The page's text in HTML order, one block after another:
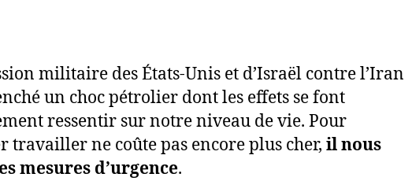
militaire des États-Unis et d’Israël contre l’Iran
un choc pétrolier dont les effets se font
ressentir sur notre niveau de vie. Pour
travailler ne coûte pas encore plus cher, il nous
mesures d’urgence.